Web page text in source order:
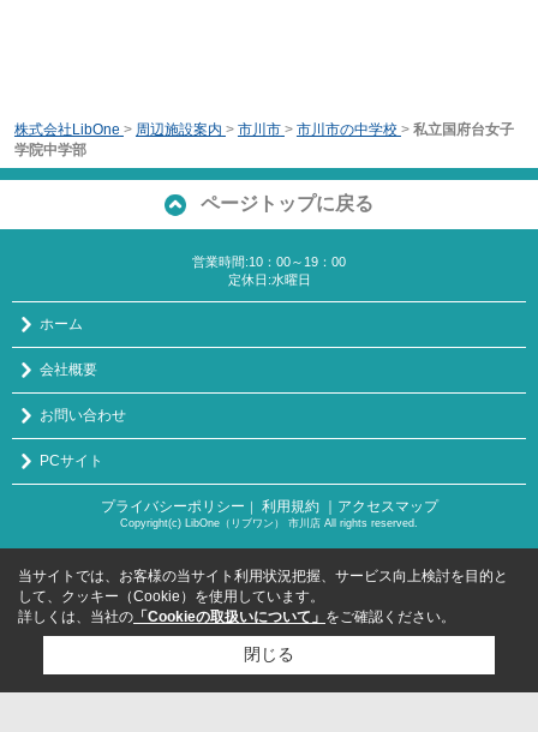
株式会社LibOne > 周辺施設案内 > 市川市 > 市川市の中学校 > 私立国府台女子
学院中学部
ページトップに戻る
営業時間:10：00～19：00
定休日:水曜日
ホーム
会社概要
お問い合わせ
PCサイト
プライバシーポリシー ｜ 利用規約 ｜アクセスマップ
Copyright(c) LibOne（リブワン） 市川店 All rights reserved.
当サイトでは、お客様の当サイト利用状況把握、サービス向上検討を目的と
して、クッキー（Cookie）を使用しています。
詳しくは、当社の 「Cookieの取扱いについて」 をご確認ください。
閉じる